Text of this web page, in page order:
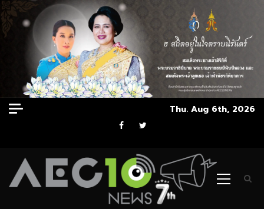
Skip
to
Thu. Aug 6th, 2026
Facebook
Twitter
Primary